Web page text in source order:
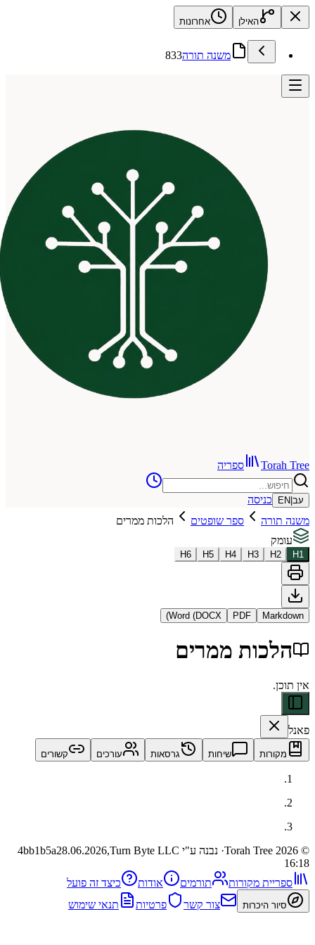
האילן אחרונות
משנה תורה833
ספריה
כניסה
ספר שופטים
הלכות ממרים
H3
H4
H5
H6
PDF
Word (DOCX)
ממרים
שיחות גרסאות עורכים קשורים
· נבנה ע"י Turn Byte LLC 4bb1b5a28.06.2026,
מקורות תורמים אודות כיצד זה פועל
היכרות צור קשר פרטיות תנאי שימוש